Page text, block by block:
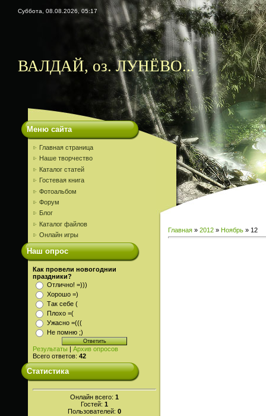
Суббота, 08.08.2026, 05:17
ВАЛДАЙ, оз. ЛУНЁВО...
Меню сайта
Главная страница
Наше творчество
Каталог статей
Гостевая книга
Фотоальбом
Форум
Блог
Каталог файлов
Онлайн игры
Наш опрос
Как провели новогоднии
праздники?
Отлично! =)))
Хорошо =)
Так себе (
Плохо =(
Ужасно =(((
Не помню ;)
Результаты | Архив опросов
Всего ответов: 42
Статистика
Онлайн всего: 1
Гостей: 1
Пользователей: 0
Главная » 2012 » Ноябрь » 12